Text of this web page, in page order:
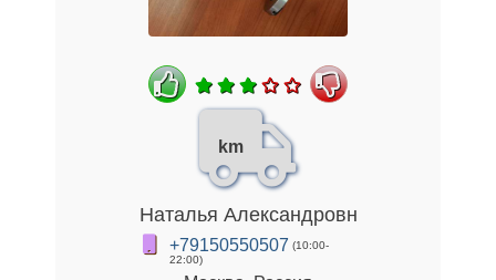
km
Наталья Александровн
+79150550507 (10:00-
22:00)